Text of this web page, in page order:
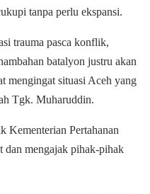
tanpa perlu ekspansi.
trauma pasca konflik,
batalyon justru akan
mengingat situasi Aceh yang
Tgk. Muharuddin.
Kementerian Pertahanan
dan mengajak pihak-pihak